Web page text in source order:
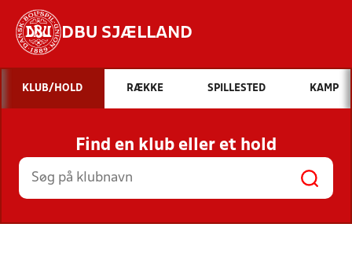
DBU SJÆLLAND
Hvad vil du søge efter?
INDHOLD OG NYHEDER
STILLINGER, RESULTATER, KLUBBER OG
HOLD
KLUB/HOLD RÆKKE SPILLESTED KAMP
Find en klub eller et hold